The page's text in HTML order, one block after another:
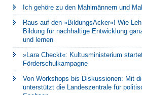
Ich gehöre zu den Mahlmännern und
Raus auf den »BildungsAcker«! Wie
Bildung für nachhaltige Entwicklung
und lernen
»Lara Checkt«: Kultusministerium
Förderschulkampagne
Von Workshops bis Diskussionen: Mit
unterstützt die Landeszentrale für